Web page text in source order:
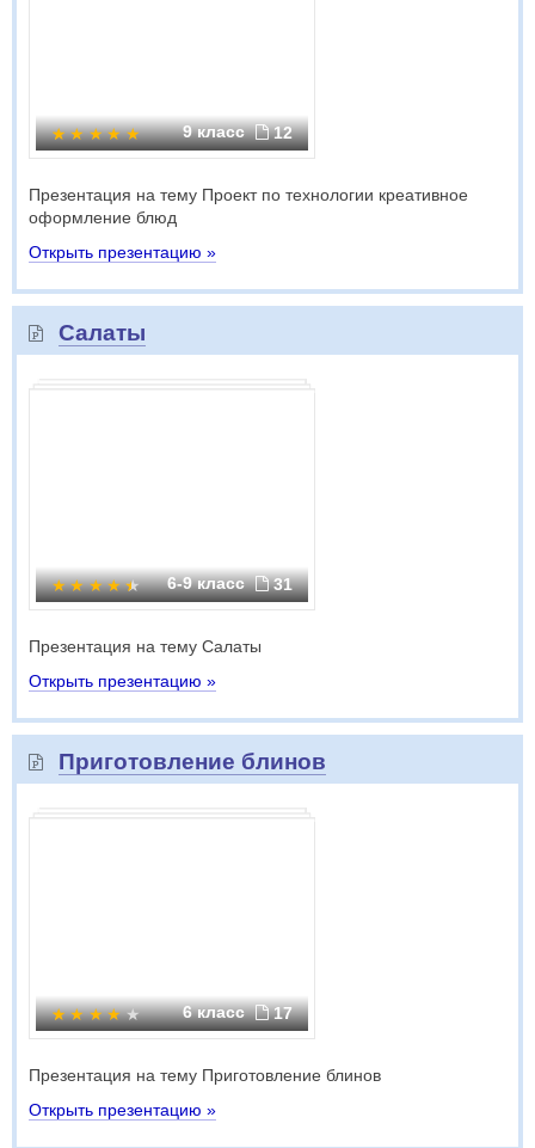
9 класс 12
Презентация на тему Проект по технологии креативное
оформление блюд
Открыть презентацию »
Салаты
6-9 класс 31
Презентация на тему Салаты
Открыть презентацию »
Приготовление блинов
6 класс 17
Презентация на тему Приготовление блинов
Открыть презентацию »